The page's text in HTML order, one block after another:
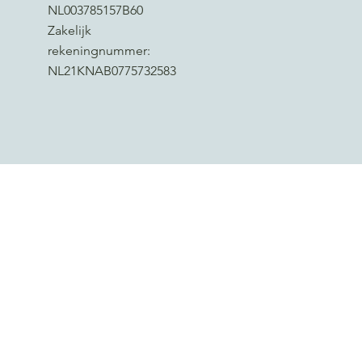
NL003785157B60
Zakelijk
rekeningnummer:
NL21KNAB0775732583